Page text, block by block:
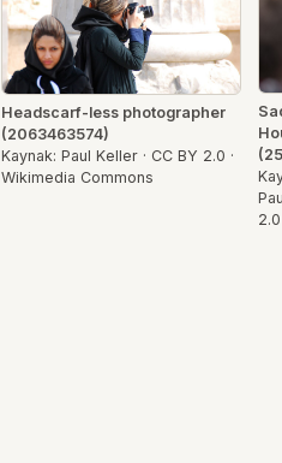
Headscarf-less photographer
(2063463574)
Kaynak: Paul Keller · CC BY 2.0 ·
Wikimedia Commons